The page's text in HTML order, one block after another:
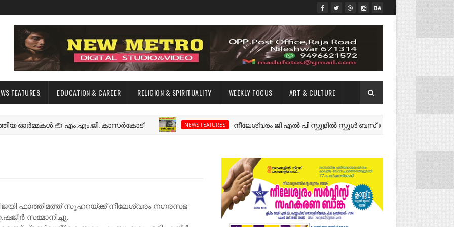
FEATURES EDUCATION & CAREER RELIGION & SPIRITUALITY WEEKLY FOCUS ART & CULTURE
✍️ എം.എം.ജി. കാസർകോട് NEWS FEATURES നീലേശ്വരം ജി എൽ പി സ്കൂളിൽ സ്കൂൾ ബസ് അനുവദിക്കണം
ഫാത്തിമത്ത് സുഹറയ്ക്ക് നീലേശ്വരം നഗരസഭ
സമ്മാനിച്ചു.